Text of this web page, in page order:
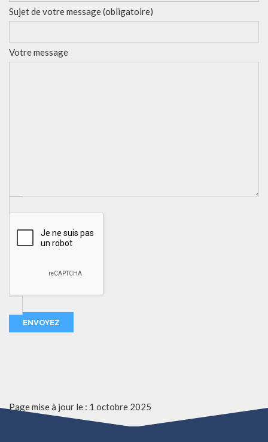
Sujet de votre message (obligatoire)
Votre message
Page mise à jour le : 1 octobre 2025